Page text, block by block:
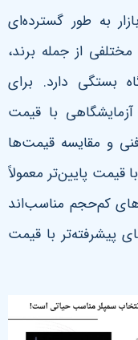
به طور گسترده‌ای
از جمله برند،
بستگی دارد. برای
با قیمت
و مقایسه قیمت‌ها
قیمت پایین‌تر معمولاً
کم‌حجم مناسب‌اند
پیشرفته‌تر با قیمت